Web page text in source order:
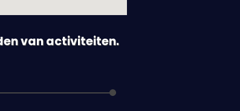
van activiteiten.